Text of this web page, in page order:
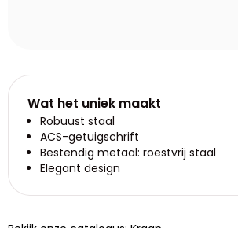
Wat het uniek maakt
Robuust staal
ACS-getuigschrift
Bestendig metaal: roestvrij staal
Elegant design